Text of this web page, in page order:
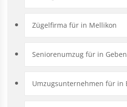
Zügelfirma für in Mellikon
Seniorenumzug für in
Umzugsunternehmen für in